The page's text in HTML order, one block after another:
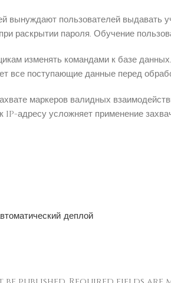
вынуждают пользователей выдавать
раскрытии пароля. Обучение
изменять командами к базе
все поступающие данные перед
маркеров валидных
адресу усложняет применение
деплой